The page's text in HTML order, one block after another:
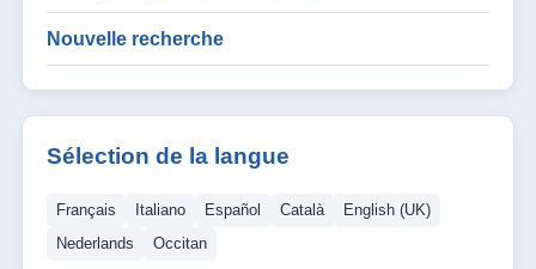
Nouvelle recherche
Sélection de la langue
Français Italiano Español Català
English (UK)
Nederlands
Occitan